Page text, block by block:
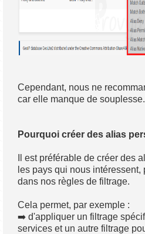
Cependant, nous ne
car elle manque de souplesse.
Pourquoi créer des alias
Il est préférable de créer des
les pays qui nous
dans nos règles de filtrage.
Cela permet, par exemple :
➡️ d'appliquer un filtrage
services et un autre filtrage